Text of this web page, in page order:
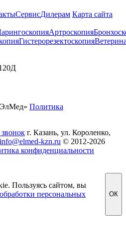
СервисДилерам Карта сайта
Артроскопия
Гистерорезектоскопия
Политика
звонок г. Казань, ул. Короленко,
info@elmed-kzn.ru © 2012-2026
конфиденциальности
Пользуясь сайтом, вы
персональных
ОК